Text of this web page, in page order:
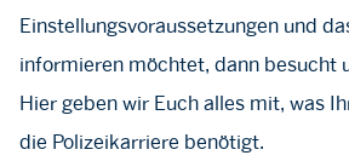
Einstellungsvoraussetzungen und
informieren möchtet, dann besucht
Hier geben wir Euch alles mit, was
die Polizeikarriere benötigt.